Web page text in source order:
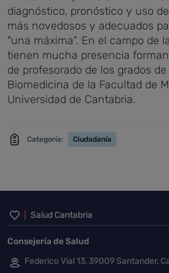
diagnóstico, pronóstico y uso
más novedosos y adecuados
"una máxima". En el campo de
tienen mucha presencia
de profesorado de los grados
Biomedicina de la Facultad de
Universidad de Cantabria.
Categoría: Ciudadanía
Inicio del pie de
Salud Cantabria
Consejería de Salud
Federico Vial 13, 39009 Santander,